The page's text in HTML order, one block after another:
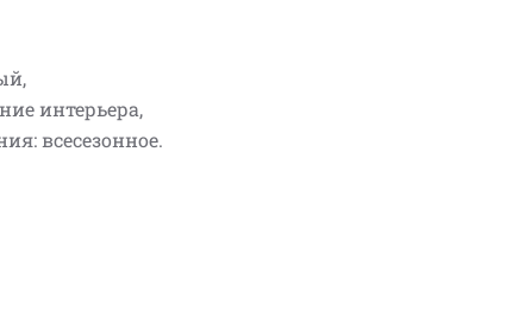
интерьера,
всесезонное.